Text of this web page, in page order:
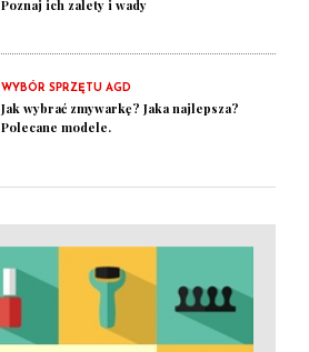
Poznaj ich zalety i wady
WYBÓR SPRZĘTU AGD
Jak wybrać zmywarkę? Jaka najlepsza?
Polecane modele.